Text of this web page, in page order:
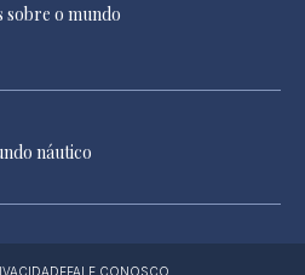
sobre o mundo
náutico
FALE CONOSCO